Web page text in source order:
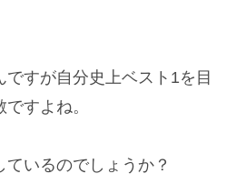
ですが自分史上ベスト1を目
すよね。
いるのでしょうか？